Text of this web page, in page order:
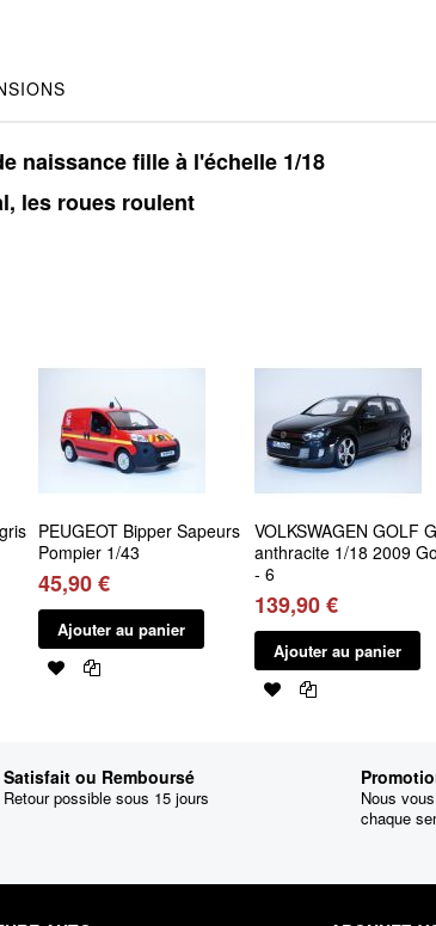
naissance fille à l'échelle 1/18
les roues roulent
PEUGEOT Bipper Sapeurs
Pompier 1/43
45,90 €
Ajouter au panier
VOLKSWAGEN GOLF
anthracite 1/18 2009
- 6
139,90 €
Ajouter au panier
Satisfait ou Remboursé
Retour possible sous 15 jours
Nous
chaque